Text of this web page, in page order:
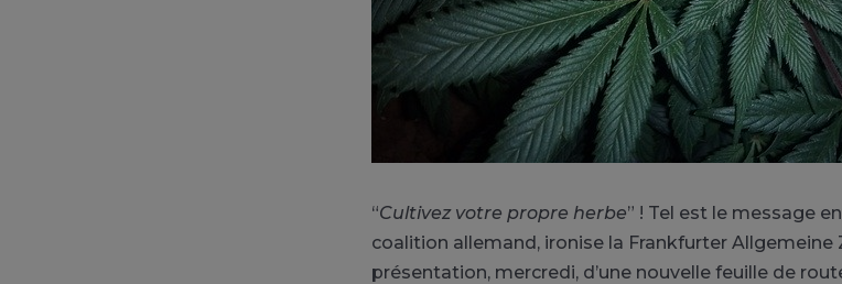
“Cultivez votre propre herbe” ! Tel est le message
coalition allemand, ironise la Frankfurter Allgemeine
présentation, mercredi, d’une nouvelle feuille de